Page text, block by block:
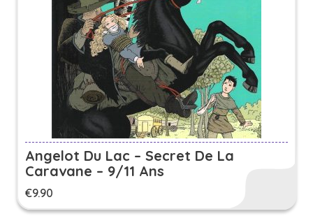
Angelot Du Lac – Secret De La
Caravane – 9/11 Ans
€9.90